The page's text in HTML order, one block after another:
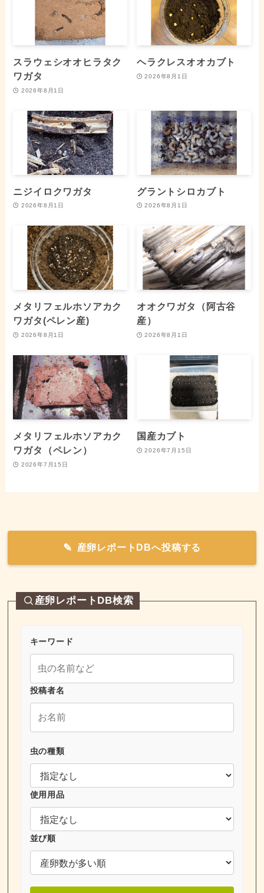
スラウェシオオヒラタク
ワガタ
2026年8月1日
ヘラクレスオオカブト
2026年8月1日
ニジイロクワガタ
2026年8月1日
グラントシロカブト
2026年8月1日
メタリフェルホソアカク
ワガタ(ペレン産)
2026年8月1日
オオクワガタ（阿古谷
産）
2026年8月1日
メタリフェルホソアカク
ワガタ（ペレン）
2026年7月15日
国産カブト
2026年7月15日
産卵レポートDBへ投稿する
産卵レポートDB検索
キーワード
投稿者名
虫の種類
使用用品
並び順